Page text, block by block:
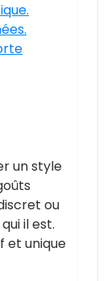
un style
ou
il est.
et unique